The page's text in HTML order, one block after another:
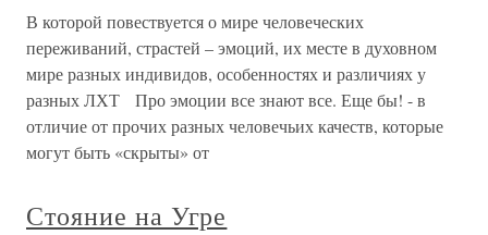
В которой повествуется о мире человеческих
переживаний, страстей – эмоций, их месте в духовном
мире разных индивидов, особенностях и различиях у
разных ЛХТ Про эмоции все знают все. Еще бы! - в
отличие от прочих разных человечьих качеств, которые
могут быть «скрыты» от
Стояние на Угре